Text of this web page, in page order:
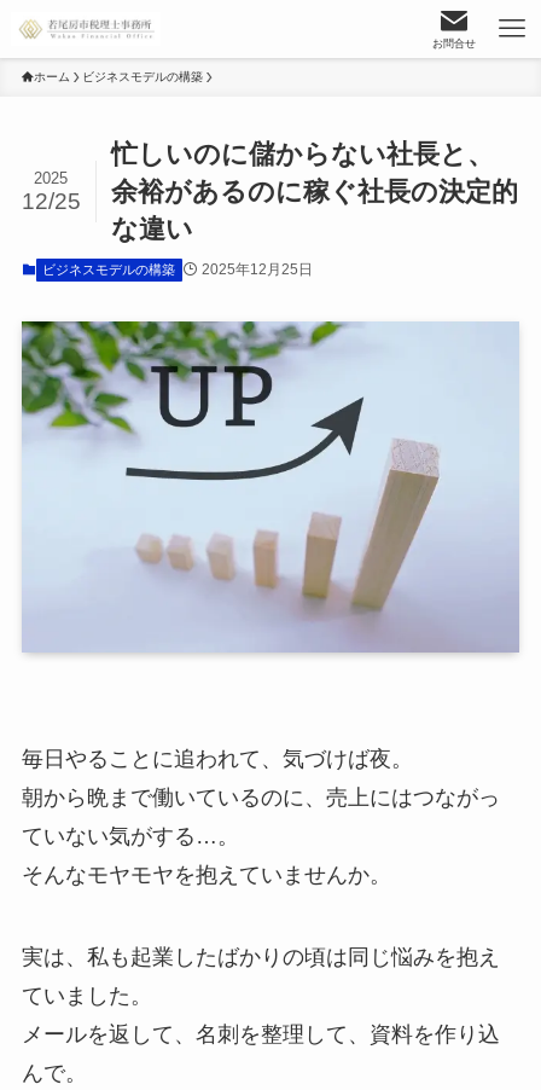
お問合せ
ホーム ビジネスモデルの構築
忙しいのに儲からない社長と、
余裕があるのに稼ぐ社長の決定的
な違い
2025
12/25
ビジネスモデルの構築 2025年12月25日
毎日やることに追われて、気づけば夜。
朝から晩まで働いているのに、売上にはつながっ
ていない気がする…。
そんなモヤモヤを抱えていませんか。
実は、私も起業したばかりの頃は同じ悩みを抱え
ていました。
メールを返して、名刺を整理して、資料を作り込
んで。